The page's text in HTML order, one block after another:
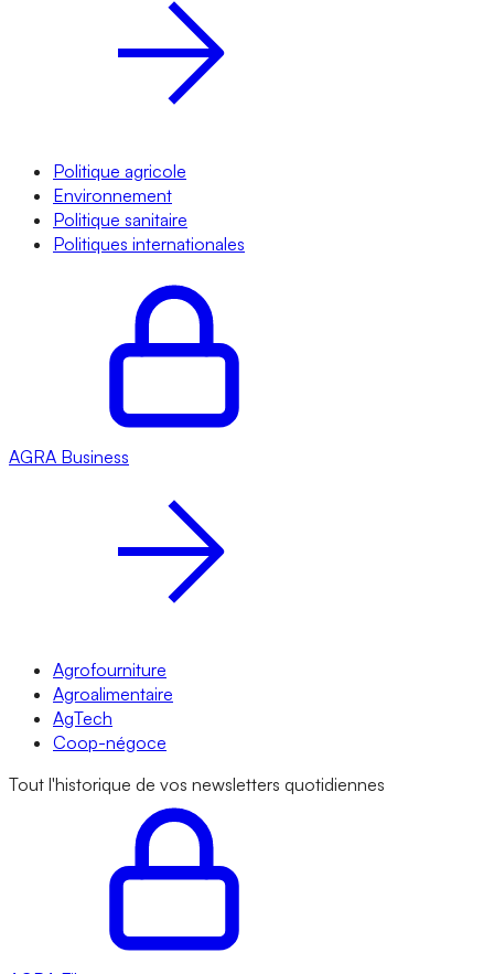
Politique agricole
Environnement
Politique sanitaire
Politiques internationales
AGRA Business
Agrofourniture
Agroalimentaire
AgTech
Coop-négoce
Tout l'historique de vos newsletters quotidiennes